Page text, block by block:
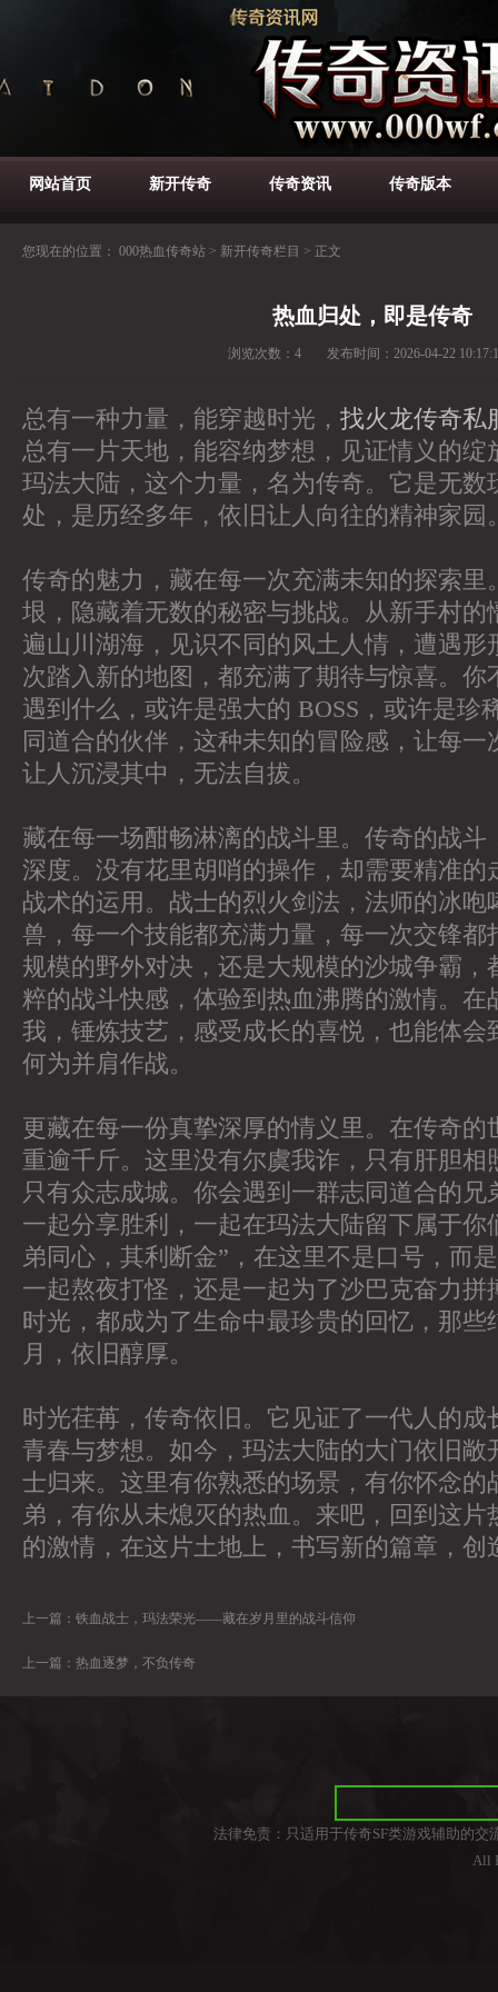
网站首页 新开传奇 传奇资讯 传奇版本
您现在的位置： 000热血传奇站 > 新开传奇栏目 > 正文
热血归处，即是传奇
浏览次数： 4 发布时间： 2026-04-22
总有一种力量，能穿越时光， 找火龙传奇私
总有一片天地，能容纳梦想，见证情义的绽
玛法大陆，这个力量，名为传奇。它是无数
处，是历经多年，依旧让人向往的精神家园
传奇的魅力，藏在每一次充满未知的探索里
垠，隐藏着无数的秘密与挑战。从新手村的
遍山川湖海，见识不同的风土人情，遭遇形
次踏入新的地图，都充满了期待与惊喜。你
遇到什么，或许是强大的 BOSS，或许是珍
同道合的伙伴，这种未知的冒险感，让每一
让人沉浸其中，无法自拔。
藏在每一场酣畅淋漓的战斗里。传奇的战斗
深度。没有花里胡哨的操作，却需要精准的
战术的运用。战士的烈火剑法，法师的冰咆
兽，每一个技能都充满力量，每一次交锋都
规模的野外对决，还是大规模的沙城争霸，
粹的战斗快感，体验到热血沸腾的激情。在
我，锤炼技艺，感受成长的喜悦，也能体会
何为并肩作战。
更藏在每一份真挚深厚的情义里。在传奇的
重逾千斤。这里没有尔虞我诈，只有肝胆相
只有众志成城。你会遇到一群志同道合的兄
一起分享胜利，一起在玛法大陆留下属于你
弟同心，其利断金”，在这里不是口号，而
一起熬夜打怪，还是一起为了沙巴克奋力拼
时光，都成为了生命中最珍贵的回忆，那些
月，依旧醇厚。
时光荏苒，传奇依旧。它见证了一代人的成
青春与梦想。如今，玛法大陆的大门依旧敞
士归来。这里有你熟悉的场景，有你怀念的
弟，有你从未熄灭的热血。来吧，回到这片
的激情，在这片土地上，书写新的篇章，创
上一篇： 铁血战士，玛法荣光——藏在岁月里的战斗信仰
上一篇： 热血逐梦，不负传奇
法律免责：只适用于传奇SF类游戏辅助的
All